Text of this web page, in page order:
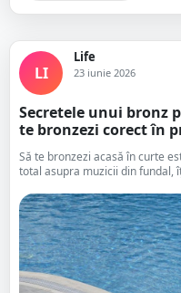
LI
Life
23 iunie 2026
Secretele unui bronz
te bronzezi corect în
Să te bronzezi acasă în curte
total asupra muzicii din fundal,